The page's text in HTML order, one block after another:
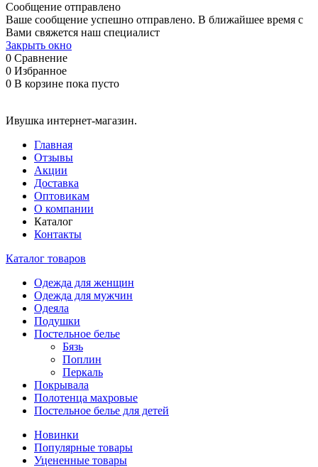
Сообщение отправлено
Ваше сообщение успешно отправлено. В ближайшее время с
Вами свяжется наш специалист
Закрыть окно
0 Сравнение
0 Избранное
0 В корзине пока пусто
Ивушка интернет-магазин.
Главная
Отзывы
Акции
Доставка
Оптовикам
О компании
Каталог
Контакты
Каталог товаров
Одежда для женщин
Одежда для мужчин
Одеяла
Подушки
Постельное белье
Бязь
Поплин
Перкаль
Покрывала
Полотенца махровые
Постельное белье для детей
Новинки
Популярные товары
Уцененные товары